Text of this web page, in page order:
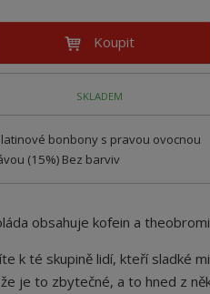
Koupit
SKLADEM
bonbony s pravou ovocnou
(15%) Bez barviv
obsahuje kofein a
k té skupině lidí, kteří sladké
je to zbytečné, a to hned z